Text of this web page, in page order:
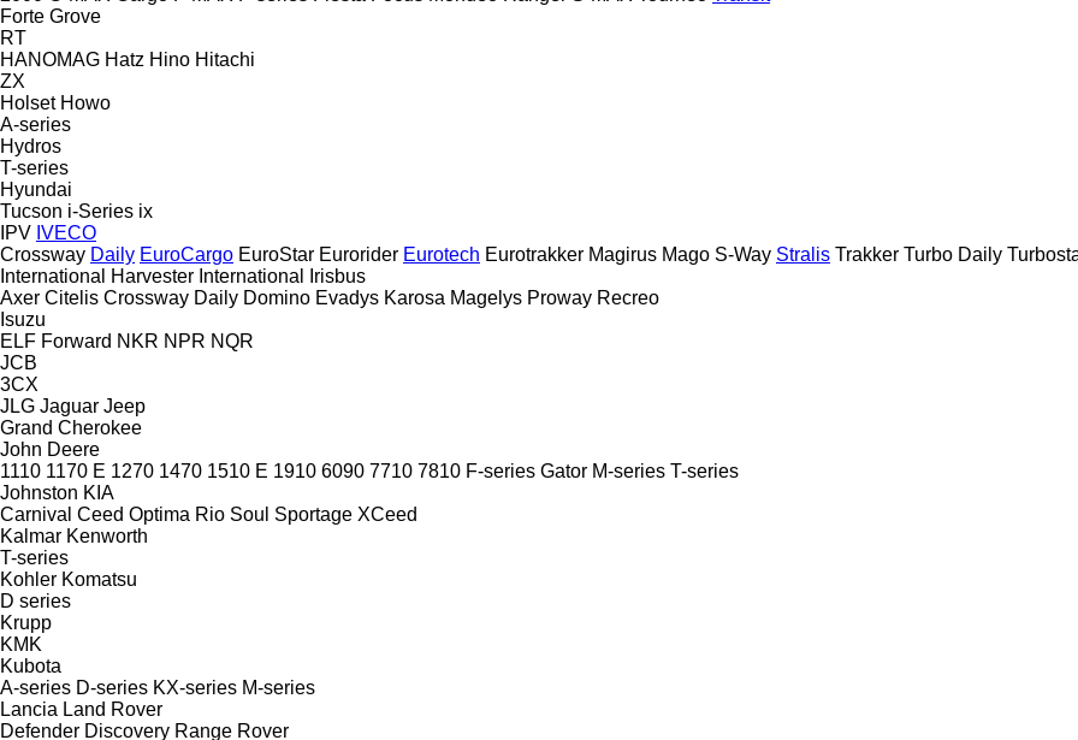
Forte Grove
RT
HANOMAG Hatz Hino Hitachi
ZX
Holset Howo
A-series
Hydros
T-series
Hyundai
Tucson i-Series ix
IPV IVECO
Crossway Daily EuroCargo EuroStar Eurorider Eurotech Eurotrakker Magirus Mago S-Way Stralis Trakker Turbo Daily
International Harvester International
Irisbus
Axer Citelis Crossway Daily Domino Evadys Karosa Magelys Proway Recreo
Isuzu
ELF Forward NKR NPR NQR
JCB
3CX
JLG Jaguar Jeep
Grand Cherokee
John Deere
1110 1170 E 1270 1470 1510 E 1910 6090 7710 7810 F-series Gator M-series T-series
Johnston KIA
Carnival Ceed Optima Rio Soul Sportage XCeed
Kalmar Kenworth
T-series
Kohler Komatsu
D series
Krupp
KMK
Kubota
A-series D-series KX-series M-series
Lancia Land Rover
Defender Discovery Range Rover